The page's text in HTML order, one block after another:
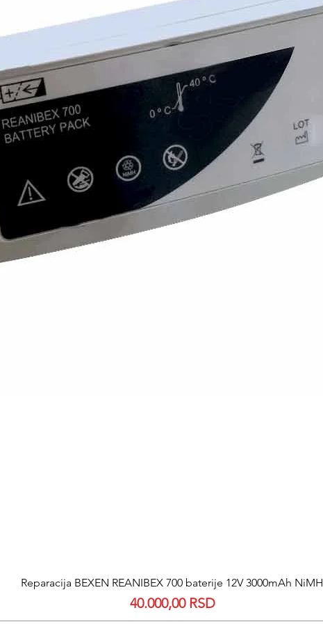
Reparacija BEXEN REANIBEX 700 baterije 12V 3000mAh NiMH
Price
40.000,00 RSD